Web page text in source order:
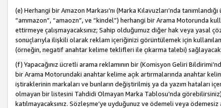
(e) Herhangi bir Amazon Markası’nı (Marka Kılavuzları’nda
“ammazon”, “amaozn”, ve “kindel”) herhangi bir Arama Motorunda
ettirmeye çalışmayacaksınız; Sahip olduğumuz diğer hak veya yasal
sonuçlarıyla ilişkili olarak reklam içeriğinizi görüntülemek için
(örneğin, negatif anahtar kelime teklifleri ile çıkarma talebi)
(f) Yapacağınız ücretli arama reklamının bir (Komisyon Geliri
bir Arama Motorundaki anahtar kelime açık artırmalarında anahtar
iştiraklerinin markaları ve bunların değiştirilmiş ya da yazım hataları
olmayan bir listesini Tahdidi Olmayan Marka Tablosu’nda
katılmayacaksınız. Sözleşme’ye uyduğunuz ve ödemeli veya